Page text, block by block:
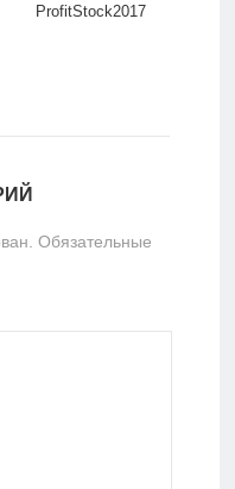
ProfitStock2017
Обязательные